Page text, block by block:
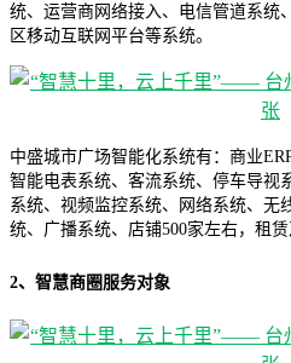
统、运营商网络接入、电信管道系统
区移动互联网平台等系统。
中盛城市广场智能化系统有：商业
智能电表系统、客流系统、停车导视
系统、视频监控系统、网络系统、无
统、广播系统、店铺500家左右，租赁
2、智慧商圈服务对象